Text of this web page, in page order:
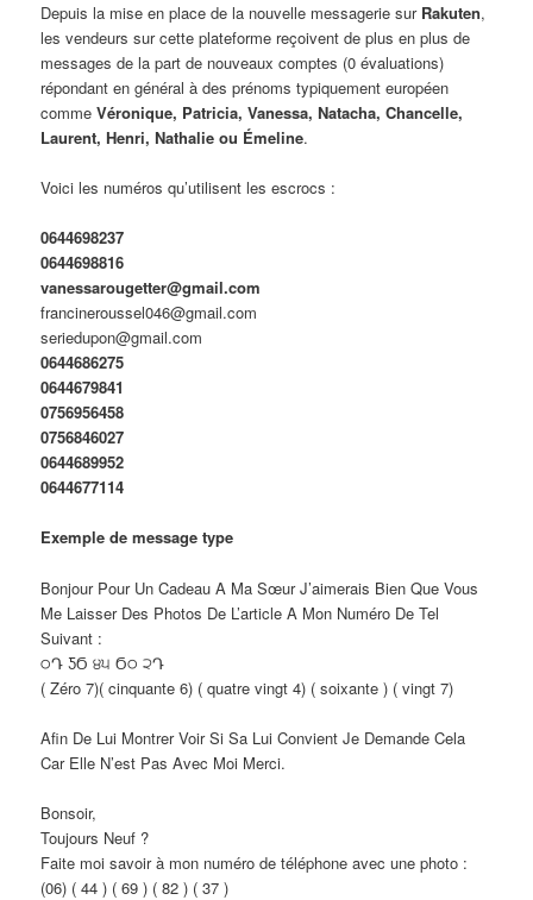
Depuis la mise en place de la nouvelle messagerie sur Rakuten,
les vendeurs sur cette plateforme reçoivent de plus en plus de
messages de la part de nouveaux comptes (0 évaluations)
répondant en général à des prénoms typiquement européen
commeVéronique, Patricia, Vanessa, Natacha, Chancelle,
Laurent, Henri, Nathalie ou Émeline.
Voici les numéros qu’utilisent les escrocs :
0644698237
0644698816
vanessarougetter@gmail.com
francineroussel046@gmail.com
seriedupon@gmail.com
0644686275
0644679841
0756956458
0756846027
0644689952
0644677114
Exemple de message type
Bonjour Pour Un Cadeau A Ma Sœur J’aimerais Bien Que Vous
Me Laisser Des Photos De L’article A Mon Numéro De Tel
Suivant :
੦Դ ƼϬ ੪੫ Ϭ੦ ੨Դ
( Zéro 7)( cinquante 6) ( quatre vingt 4) ( soixante ) ( vingt 7)
Afin De Lui Montrer Voir Si Sa Lui Convient Je Demande Cela
Car Elle N’est Pas Avec Moi Merci.
Bonsoir,
Toujours Neuf ?
Faite moi savoir à mon numéro de téléphone avec une photo :
(06) ( 44 ) ( 69 ) ( 82 ) ( 37 )